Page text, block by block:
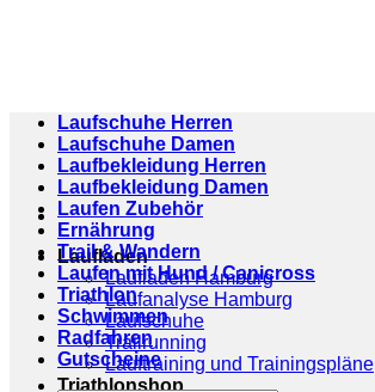
Laufladen
Laufladen Hamburg
Laufanalyse Hamburg
Laufschuhe
Trailrunning
Lauftraining und Trainingspläne
Triathlonshop
Laufschuhe Herren
Laufschuhe Damen
Laufbekleidung Herren
Laufbekleidung Damen
Laufen Zubehör
Ernährung
Trail & Wandern
Laufen mit Hund / Canicross
Triathlon
Schwimmen
Radfahren
Gutscheine